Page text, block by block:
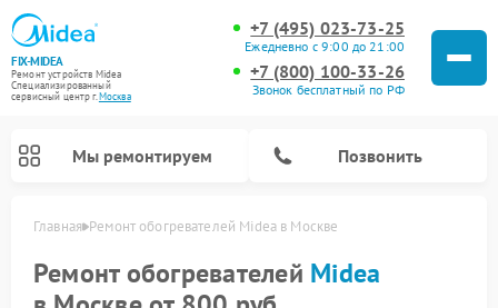
FIX-MIDEA
Ремонт устройств Midea
Специализированный
cервисный центр г.Москва
+7 (495) 023-73-25
Ежедневно с 9:00 до 21:00
+7 (800) 100-33-26
Звонок бесплатный по РФ
Мы ремонтируем Позвонить
Главная Ремонт обогревателей Midea в Москве
Ремонт обогревателей Midea